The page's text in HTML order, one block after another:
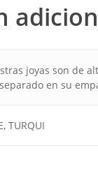
joyas son de
en su
TURQUI